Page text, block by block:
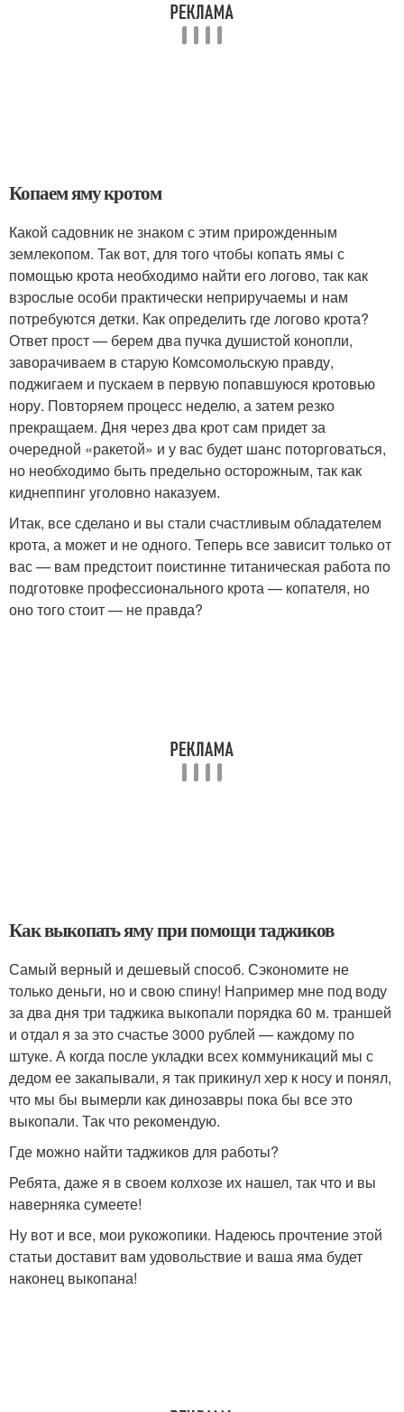
Копаем яму кротом
Какой садовник не знаком с этим прирожденным
землекопом. Так вот, для того чтобы копать ямы с
помощью крота необходимо найти его логово, так как
взрослые особи практически неприручаемы и нам
потребуются детки. Как определить где логово крота?
Ответ прост — берем два пучка душистой конопли,
заворачиваем в старую Комсомольскую правду,
поджигаем и пускаем в первую попавшуюся кротовью
нору. Повторяем процесс неделю, а затем резко
прекращаем. Дня через два крот сам придет за
очередной «ракетой» и у вас будет шанс поторговаться,
но необходимо быть предельно осторожным, так как
киднеппинг уголовно наказуем.
Итак, все сделано и вы стали счастливым обладателем
крота, а может и не одного. Теперь все зависит только от
вас — вам предстоит поистинне титаническая работа по
подготовке профессионального крота — копателя, но
оно того стоит — не правда?
Как выкопать яму при помощи таджиков
Самый верный и дешевый способ. Сэкономите не
только деньги, но и свою спину! Например мне под воду
за два дня три таджика выкопали порядка 60 м. траншей
и отдал я за это счастье 3000 рублей — каждому по
штуке. А когда после укладки всех коммуникаций мы с
дедом ее закапывали, я так прикинул хер к носу и понял,
что мы бы вымерли как динозавры пока бы все это
выкопали. Так что рекомендую.
Где можно найти таджиков для работы?
Ребята, даже я в своем колхозе их нашел, так что и вы
наверняка сумеете!
Ну вот и все, мои рукожопики. Надеюсь прочтение этой
статьи доставит вам удовольствие и ваша яма будет
наконец выкопана!